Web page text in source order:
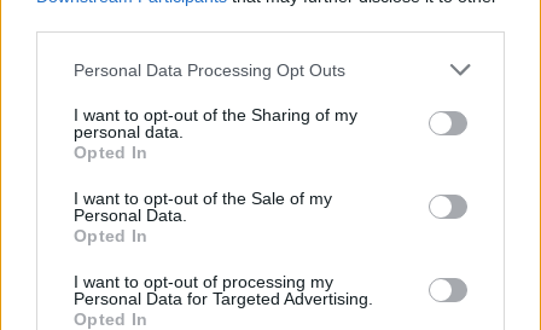
Personal Data Processing Opt Outs
I want to opt-out of the Sharing of my
personal data.
Opted In
I want to opt-out of the Sale of my
Personal Data.
Opted In
I want to opt-out of processing my
Personal Data for Targeted Advertising.
Opted In